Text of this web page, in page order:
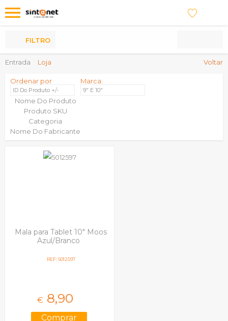
meus
Produtos
Entrada Loja Voltar
FILTRO
Ordenar por
ID Do Produto +/-
Nome Do Produto
Produto SKU
Categoria
Nome Do Fabricante
Marca:
9" E 10"
Mala para Tablet 10" Moos
Azul/Branco
REF: 5012597
€ 8,90